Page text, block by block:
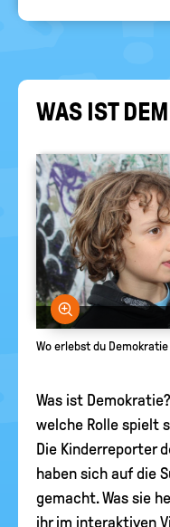
WAS IST
Bild
Wo erlebst du
Was ist
welche Rolle spielt
Die Kinderreporter
haben sich auf die
gemacht. Was sie
ihr im interaktiven